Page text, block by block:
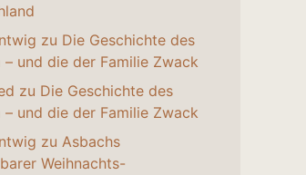
zu Die Geschichte des
– und die der Familie Zwack
zu Die Geschichte des
– und die der Familie Zwack
zu Asbachs
Weihnachts-